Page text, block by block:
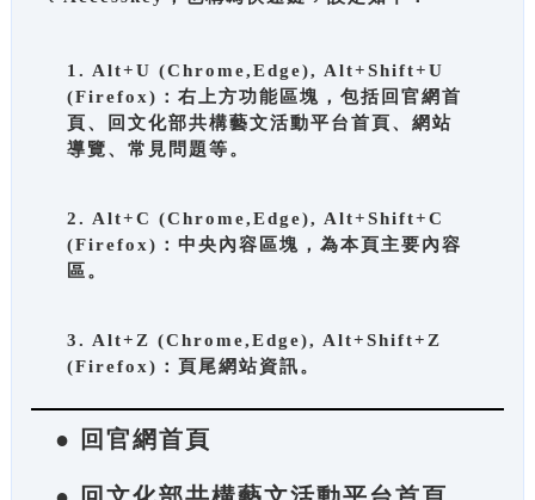
1. Alt+U (Chrome,Edge), Alt+Shift+U
(Firefox)：右上方功能區塊，包括回官網首
頁、回文化部共構藝文活動平台首頁、網站
導覽、常見問題等。
2. Alt+C (Chrome,Edge), Alt+Shift+C
(Firefox)：中央內容區塊，為本頁主要內容
區。
3. Alt+Z (Chrome,Edge), Alt+Shift+Z
(Firefox)：頁尾網站資訊。
● 回官網首頁